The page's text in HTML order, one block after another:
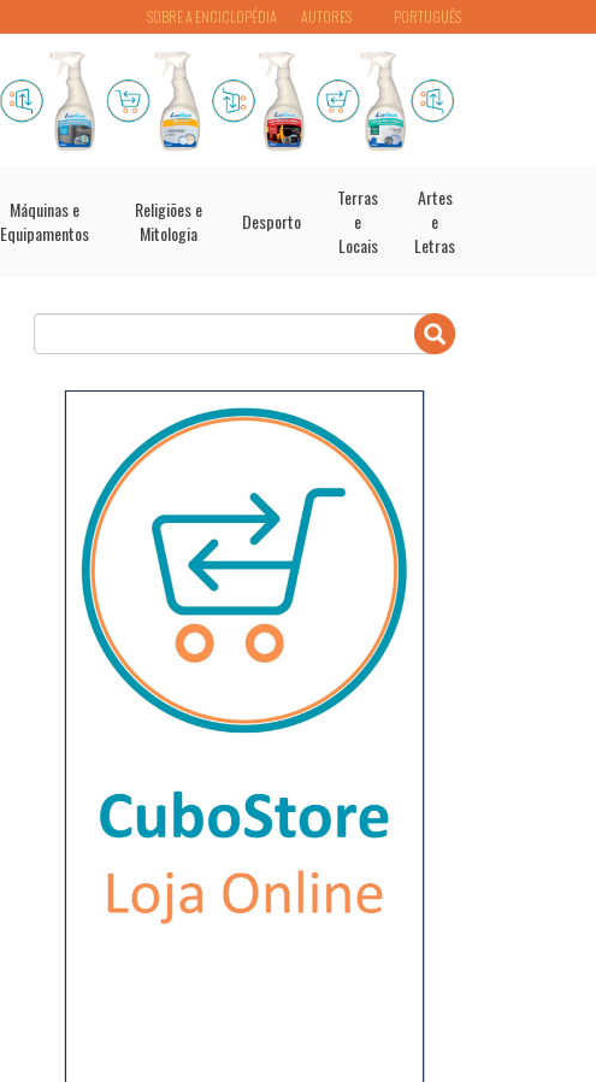
PORTUGUÊS
SOBRE A ENCICLOPÉDIA AUTORES
Máquinas e
Equipamentos
Religiões e
Mitologia
Desporto
Terras
e
Locais
Artes
e
Letras